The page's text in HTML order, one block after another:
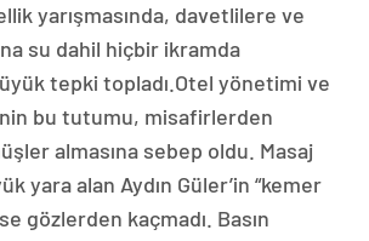
yarışmasında, davetlilere ve
su dahil hiçbir ikramda
tepki topladı.Otel yönetimi ve
bu tutumu, misafirlerden
almasına sebep oldu. Masaj
yara alan Aydın Güler’in “kemer
gözlerden kaçmadı. Basın